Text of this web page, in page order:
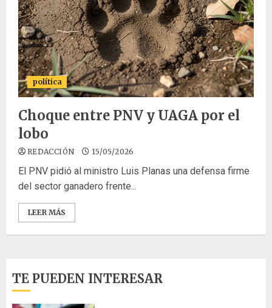
política
Choque entre PNV y UAGA por el
lobo
REDACCIÓN 15/05/2026
El PNV pidió al ministro Luis Planas una defensa firme
del sector ganadero frente...
LEER MÁS
TE PUEDEN INTERESAR